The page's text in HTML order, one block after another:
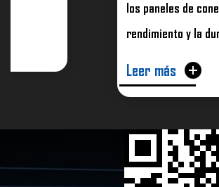
los paneles de conexión de fibra
rendimiento y la durabilidad?
Leer más